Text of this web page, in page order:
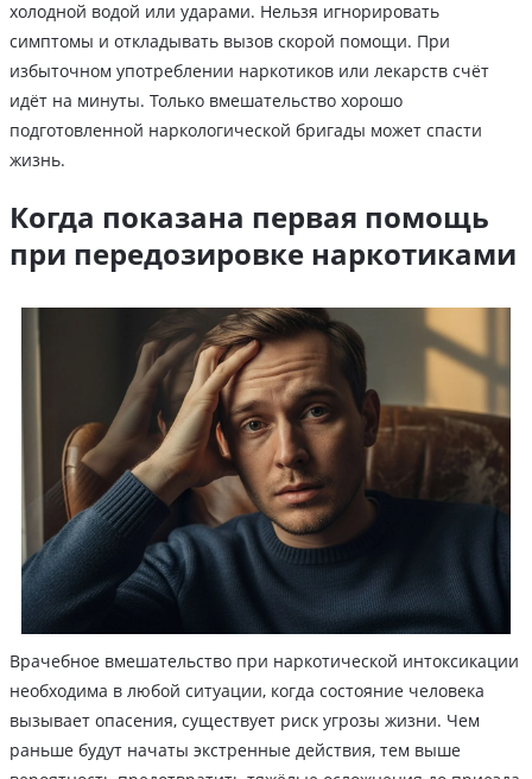
холодной водой или ударами. Нельзя игнорировать
симптомы и откладывать вызов скорой помощи. При
избыточном употреблении наркотиков или лекарств счёт
идёт на минуты. Только вмешательство хорошо
подготовленной наркологической бригады может спасти
жизнь.
Когда показана первая помощь
при передозировке наркотиками
Врачебное вмешательство при наркотической интоксикации
необходима в любой ситуации, когда состояние человека
вызывает опасения, существует риск угрозы жизни. Чем
раньше будут начаты экстренные действия, тем выше